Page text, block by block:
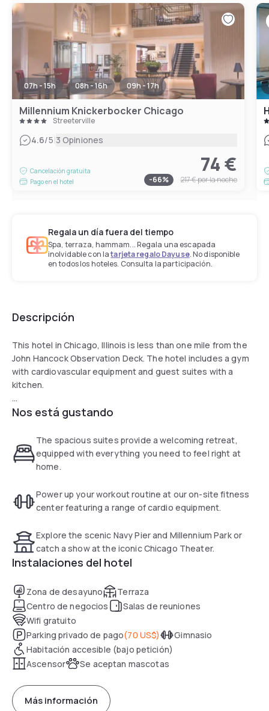
07h - 15h 08h - 16h 09h - 17h
Millennium Knickerbocker Chicago
Streeterville
4.6/5|3 Opiniones
Cancelación gratuita
Pago en el hotel
74 €
-66% 217 €por la noche
Regala un día fuera del tiempo
Spa, terraza, hammam... Regala una escapada
inolvidable con latarjeta regalo Dayuse. No disponible
en todos los hoteles. Consulta la participación.
Descripción
This hotel in Chicago, Illinois is less than one mile from the
John Hancock Observation Deck. The hotel includes a gym
with cardiovascular equipment and guest suites with a
kitchen.
Spacious guest studios and suites at the Sonesta ES
furnished with a seating area and provide free WiFi. They
include a fully equipped kitchen and cable TV with HBO.
cash machine. A business center with fax and photocopying
services is also available.
Watertower Place is less than a 5 minute walk from Sonesta
ES Suites Chicago Downtown. The Magnificent Mile is 2
blocks away.
Nos está gustando
The spacious suites provide a welcoming retreat,
equipped with everything you need to feel right at
home.
Power up your workout routine at our on-site fitness
center featuring a range of cardio equipment.
Explore the scenic Navy Pier and Millennium Park or
catch a show at the iconic Chicago Theater.
Instalaciones del hotel
Zona de desayuno
Terraza
Centro de negocios
Salas de reuniones
Wifi gratuito
Parking privado de pago(70 US$)
Gimnasio
Habitación accesible (bajo petición)
Ascensor
Se aceptan mascotas
Más información